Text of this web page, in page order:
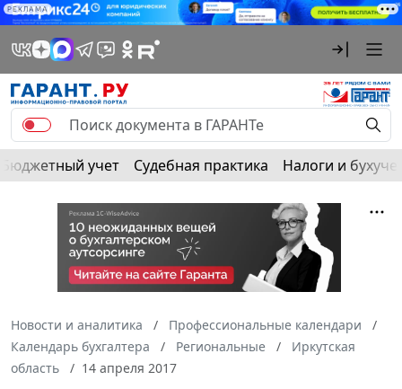
РЕКЛАМА
Бюджетный учет Судебная практика Налоги и
Новости и аналитика
Профессиональные календари
Календарь бухгалтера
Региональные
Иркутская
область
14 апреля 2017